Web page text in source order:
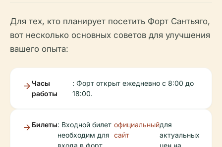
Для тех, кто планирует посетить Форт Сантьяго,
вот несколько основных советов для улучшения
вашего опыта:
Часы
работы
: Форт открыт ежедневно с 8:00 до
18:00.
Билеты: Входной билет
необходим для
входа в форт.
официальный
сайт
для
актуальных
цен на